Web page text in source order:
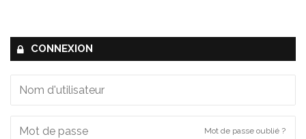
CONNEXION
Mot de passe oublié ?